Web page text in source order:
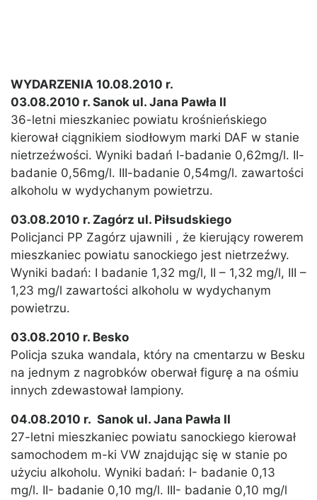
WYDARZENIA 10.08.2010 r.
03.08.2010 r. Sanok ul. Jana Pawła II
36-letni mieszkaniec powiatu krośnieńskiego
kierował ciągnikiem siodłowym marki DAF w stanie
nietrzeźwości. Wyniki badań I-badanie 0,62mg/l. II-
badanie 0,56mg/l. III-badanie 0,54mg/l. zawartości
alkoholu w wydychanym powietrzu.
03.08.2010 r. Zagórz ul. Piłsudskiego
Policjanci PP Zagórz ujawnili , że kierujący rowerem
mieszkaniec powiatu sanockiego jest nietrzeźwy.
Wyniki badań: I badanie 1,32 mg/l, II – 1,32 mg/l, III –
1,23 mg/l zawartości alkoholu w wydychanym
powietrzu.
03.08.2010 r. Besko
Policja szuka wandala, który na cmentarzu w Besku
na jednym z nagrobków oberwał figurę a na ośmiu
innych zdewastował lampiony.
04.08.2010 r. Sanok ul. Jana Pawła II
27-letni mieszkaniec powiatu sanockiego kierował
samochodem m-ki VW znajdując się w stanie po
użyciu alkoholu. Wyniki badań: I- badanie 0,13
mg/l. II- badanie 0,10 mg/l. III- badanie 0,10 mg/l